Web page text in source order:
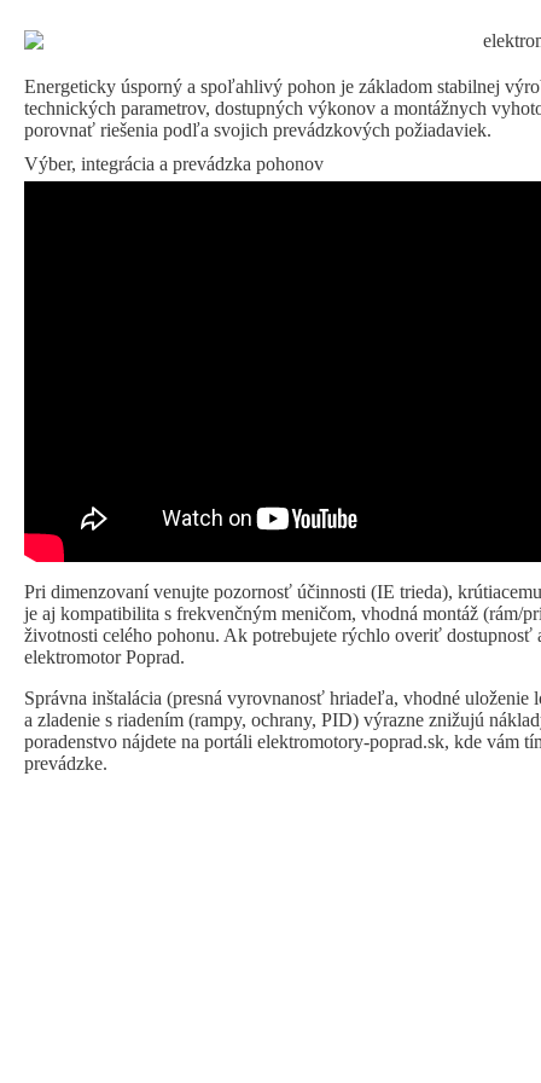
Energeticky úsporný a spoľahlivý pohon je základom stabilnej
technických parametrov, dostupných výkonov a montážnych
porovnať riešenia podľa svojich prevádzkových požiadaviek.
Výber, integrácia a prevádzka pohonov
Pri dimenzovaní venujte pozornosť účinnosti (IE trieda),
je aj kompatibilita s frekvenčným meničom, vhodná montáž (rám/
životnosti celého pohonu. Ak potrebujete rýchlo overiť
elektromotor Poprad.
Správna inštalácia (presná vyrovnanosť hriadeľa, vhodné
a zladenie s riadením (rampy, ochrany, PID) výrazne znižujú
poradenstvo nájdete na portáli elektromotory-poprad.sk, kde vám
prevádzke.